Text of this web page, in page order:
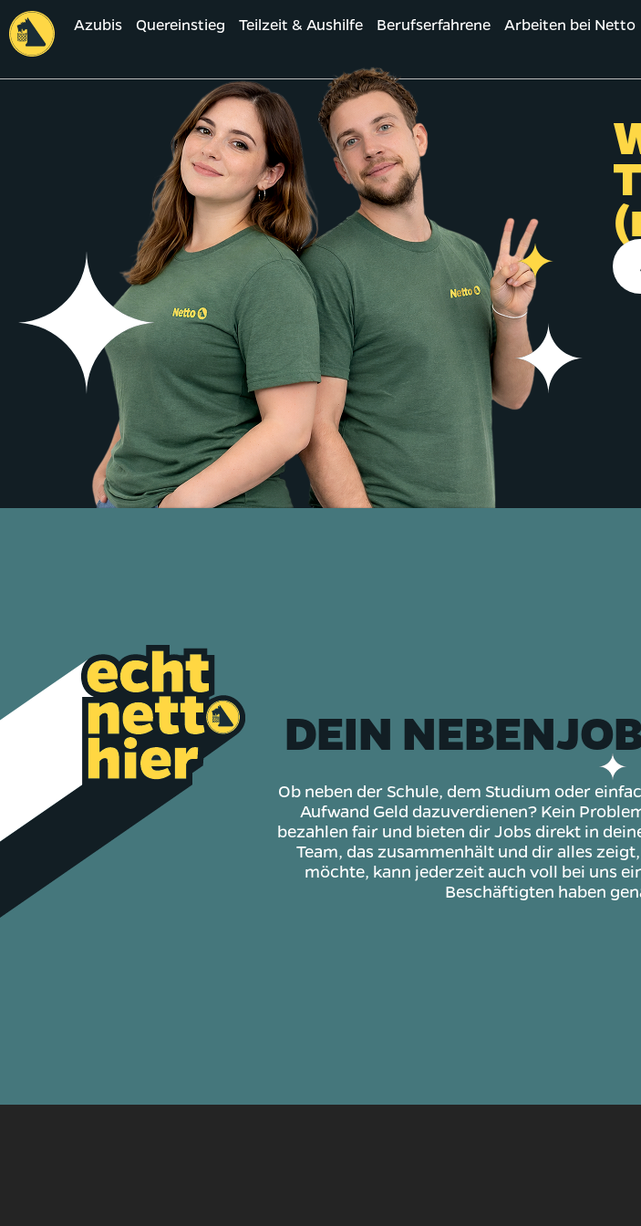
Azubis Quereinstieg Teilzeit & Aushilfe Berufserfahrene Arbeiten bei Netto
DEIN
Ob neben der Schule, dem Studium oder
Aufwand Geld dazuverdienen? Kein
bezahlen fair und bieten dir Jobs direkt in
Team, das zusammenhält und dir alles
möchte, kann jederzeit auch voll bei uns
Beschäftigten haben